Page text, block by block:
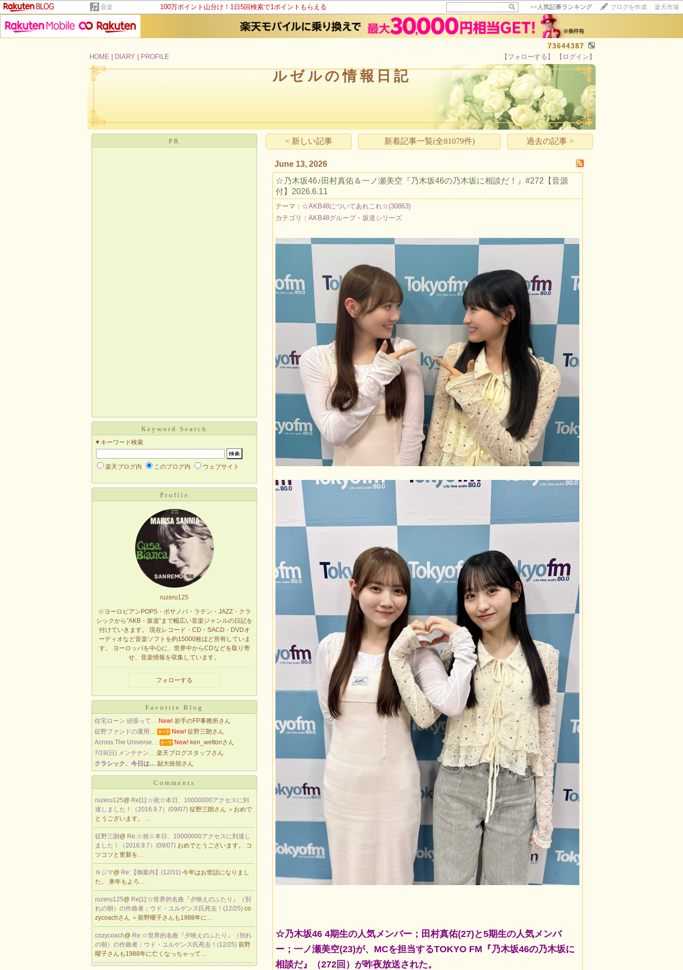
音楽 100万ポイント山分け！1日5回検索で1ポイントもらえる >>人気記事ランキング ブログを作成 楽天市場
73644387
HOME
DIARY PROFILE 【フォローする】 【ログイン】
ルゼルの情報日記
15記事にいいね！で1ポイント
10秒滞在
いいね!
PR
Keyword Search
▼キーワード検索
楽天ブログ内 このブログ内 ウェブサイト
Profile
ruzeru125
☆ヨーロピアンPOPS・ボサノバ・ラテン・JAZZ・クラ
シックから”AKB・坂道”まで幅広い音楽ジャンルの日記を
付けていきます。 現在レコード・CD・SACD・DVDオ
ーディオなど音楽ソフトを約15000枚ほど所有していま
す。 ヨーロッパを中心に、世界中からCDなどを取り寄
せ、音楽情報を収集しています。
フォローする
Favorite Blog
住宅ローン 頑張って… New! 岩手のFP事務所さん
征野ファンドの運用…
New! 征野三朗さん
Across The Universe…
New! ken_wettonさん
7/19(日) メンテナン… 楽天ブログスタッフさん
クラシック、今日は… 副大統領さん
Comments
ruzeru125@ Re[1]:☆祝☆本日、10000000アクセスに到
達しました！（2016.9.7）(09/07) 征野三朗さん ＞おめで
とうございます。 …
征野三朗 @ Re:☆祝☆本日、10000000アクセスに到達し
ました！（2016.9.7）(09/07) おめでとうございます。 コ
ツコツと更新を…
Ｎジマ@ Re:【御案内】(12/31) 今年はお世話になりまし
た。 来年もよろ…
ruzeru125@ Re[1]:☆世界的名曲『夕映えのふたり』（別
れの朝）の作曲者；ウド・ユルゲンス氏死去！(12/25) co
zycoachさん ＞前野曜子さんも1988年に…
cozycoach@ Re:☆世界的名曲『夕映えのふたり』（別れ
の朝）の作曲者；ウド・ユルゲンス氏死去！(12/25) 前野
曜子さんも1988年に亡くなっちゃって…
< 新しい記事 新着記事一覧(全81079件) 過去の記事 >
June 13, 2026
☆乃木坂46♪田村真佑＆一ノ瀬美空『乃木坂46の乃木坂に相談だ！』#272【音源
付】2026.6.11
テーマ： ☆AKB48についてあれこれ☆(30863)
カテゴリ：AKB48グループ・坂道シリーズ
☆乃木坂46 4期生の人気メンバー；田村真佑(27)と5期生の人気メンバ
ー；一ノ瀬美空(23)が、MCを担当するTOKYO FM『乃木坂46の乃木坂に
相談だ』（272回）が昨夜放送された。